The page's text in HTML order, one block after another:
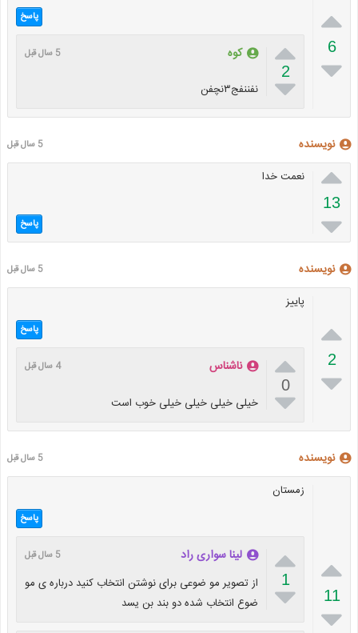

6

پاسخ

2

کوه 5 سال قبل
نفننفج۳نچفن
نویسنده 5 سال قبل

13

نعمت خدا
پاسخ
نویسنده 5 سال قبل

2

پاییز
پاسخ

0

ناشناس 4 سال قبل
خیلی خیلی خیلی خیلی خوب است
نویسنده 5 سال قبل

11

زمستان
پاسخ

1

لینا سواری راد 5 سال قبل
از تصویر مو ضوعی برای نوشتن انتخاب کنید درباره ی مو
ضوع انتخاب شده دو بند بن یسد